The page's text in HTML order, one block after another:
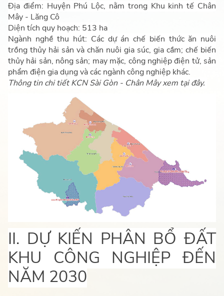
Địa điểm: Huyện Phú Lộc, nằm trong Khu kinh tế Chân
Mây - Lăng Cô
Diện tích quy hoạch: 513 ha
Ngành nghề thu hút: Các dự án chế biến thức ăn nuôi
trồng thủy hải sản và chăn nuôi gia súc, gia cầm; chế biến
thủy hải sản, nông sản; may mặc, công nghiệp điện tử, sản
phẩm điện gia dụng và các ngành công nghiệp khác.
Thông tin chi tiết KCN Sài Gòn - Chân Mây xem tại đây.
II. DỰ KIẾN PHÂN BỔ ĐẤT
KHU CÔNG NGHIỆP ĐẾN
NĂM 2030